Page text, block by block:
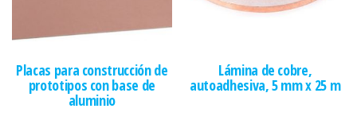
Placas para construcción de
prototipos con base de
aluminio
Lámina de cobre,
autoadhesiva, 5 mm x 25 m